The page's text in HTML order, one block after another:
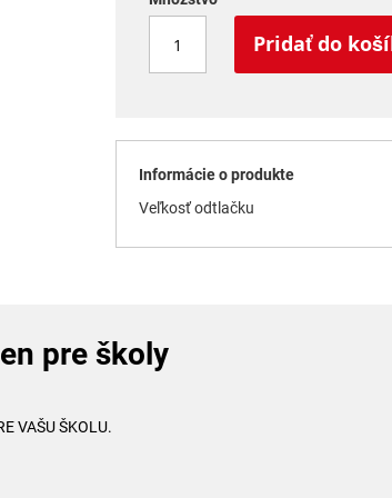
Pridať do
Informácie o produkte
Veľkosť odtlačku
pre školy
VAŠU ŠKOLU.